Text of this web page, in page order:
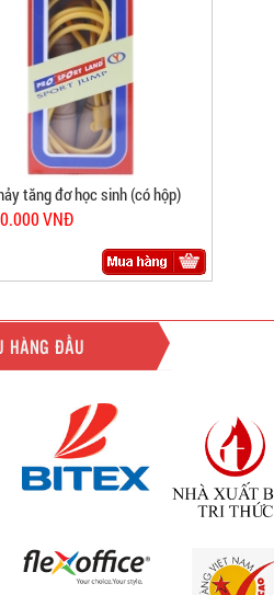
tăng đơ học sinh (có hộp)
VNĐ
HÀNG ĐẦU